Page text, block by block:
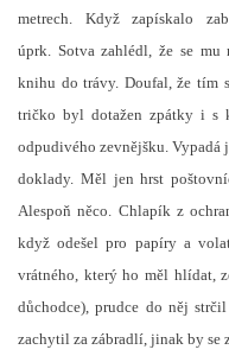
metrech. Když zapískalo
úprk. Sotva zahlédl, že se mu
knihu do trávy. Doufal, že tím
tričko byl dotažen zpátky i s
odpudivého zevnějšku. Vypadá
doklady. Měl jen hrst
Alespoň něco. Chlapík z
když odešel pro papíry a
vrátného, který ho měl hlídat,
důchodce), prudce do něj
zachytil za zábradlí, jinak by se